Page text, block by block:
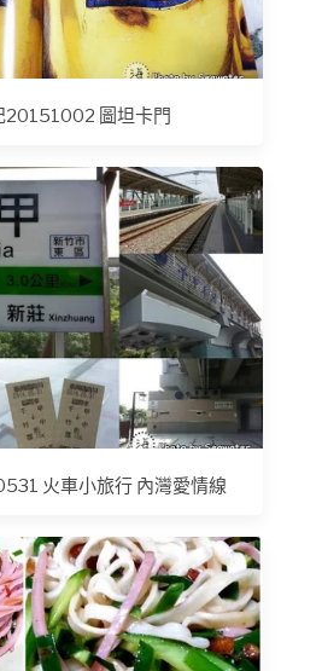
20151002 圖坦卡門‬
火車小旅行 內灣愛情線